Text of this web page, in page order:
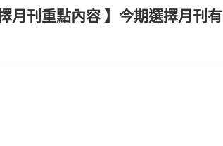
月刊重點內容 】今期選擇月刊有